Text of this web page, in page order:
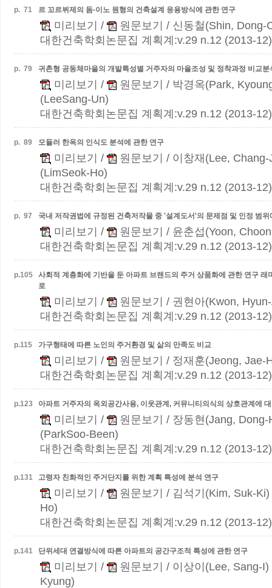
p. 71 르 꼬르뷔제의 돔-이노 원형의 건축설계 응용방식에 관한 연구
미리보기 / 원문보기
/ 신동철(Shin, Dong-
대한건축학회논문집 계획계:v.29 n.12 (2013-12)
p. 79 귀촌형 공동체마을의 개발특성별 거주자의 마을조성 및 정착과정 비교분
미리보기 / 원문보기
/ 박경옥(Park,
(LeeSang-Un)
대한건축학회논문집 계획계:v.29 n.12 (2013-12)
p. 89 모듈러 한옥의 인식도 분석에 관한 연구
미리보기 / 원문보기
/ 이창재(Lee,
(LimSeok-Ho)
대한건축학회논문집 계획계:v.29 n.12 (2013-12)
p. 97 국내 저작권법에 규정된 건축저작물 중 '설계도서'의 문제점 및 인정 범위
미리보기 / 원문보기
/ 윤춘섭(Yoon,
대한건축학회논문집 계획계:v.29 n.12 (2013-12)
p.105 사회적 계층화에 기반을 둔 아파트 브랜드의 주거 상품화에 관한 연구 래
로
미리보기 / 원문보기
/ 권현아(Kwon,
대한건축학회논문집 계획계:v.29 n.12 (2013-12)
p.115 가구형태에 따른 노인의 주거환경 및 삶의 만족도 비교
미리보기 / 원문보기
/ 정재훈(Jeong, Jae-
대한건축학회논문집 계획계:v.29 n.12 (2013-12)
p.123 아파트 거주자의 옥외공간사용, 이웃관계, 커뮤니티의식의 상호관계에
미리보기 / 원문보기
/ 장동현(Jang, Dong-
(ParkSoo-Been)
대한건축학회논문집 계획계:v.29 n.12 (2013-12)
p.131 고령자 친화적인 주거단지를 위한 계획 특성에 분석 연구
미리보기 / 원문보기
/ 김석기(Kim, Suk-
Ho)
대한건축학회논문집 계획계:v.29 n.12 (2013-12)
p.141 단위세대 연결방식에 따른 아파트의 공간구조적 특성에 관한 연구
미리보기 / 원문보기
/ 이상이(Lee, Sang-
Kyung)